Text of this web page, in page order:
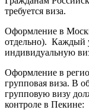
требуется виза.
Оформление в
отдельно). Каждый
индивидуальную
Оформление в
групповая виза. В
групповую визу
контроле в Пекине: